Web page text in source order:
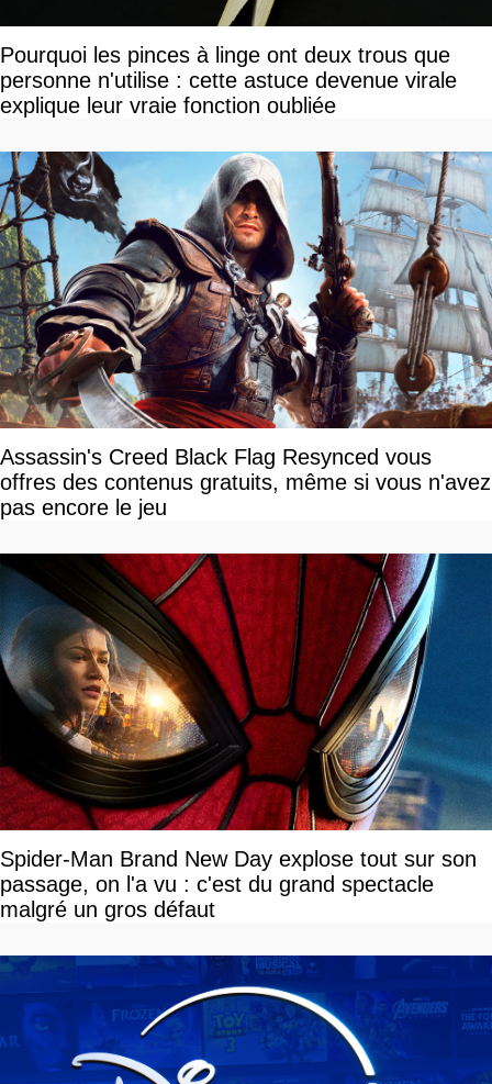
Pourquoi les pinces à linge ont deux trous que
personne n'utilise : cette astuce devenue virale
explique leur vraie fonction oubliée
Assassin's Creed Black Flag Resynced vous
offres des contenus gratuits, même si vous n'avez
pas encore le jeu
Spider-Man Brand New Day explose tout sur son
passage, on l'a vu : c'est du grand spectacle
malgré un gros défaut